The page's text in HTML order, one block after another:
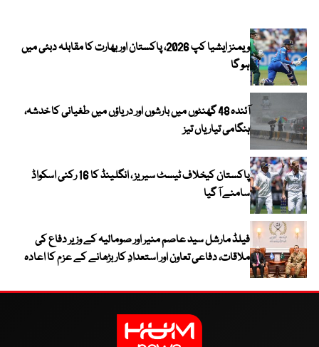
ویمنز ایشیا کپ 2026، پاکستان اور بھارت کا مقابلہ دبئی میں
ہو گا
آئندہ 48 گھنٹوں میں بارشوں اور دریاؤں میں طغیانی کا خدشہ،
ہنگامی تیاریاں تیز
پاکستان کیخلاف ٹیسٹ سیریز ، انگلینڈ کا 16 رکنی اسکواڈ
سامنے آ گیا
فیلڈ مارشل سید عاصم منیر اور صومالیہ کے وزیر دفاع کی
ملاقات، دفاعی تعاون اور استعدادِ کار بڑھانے کے عزم کا اعادہ